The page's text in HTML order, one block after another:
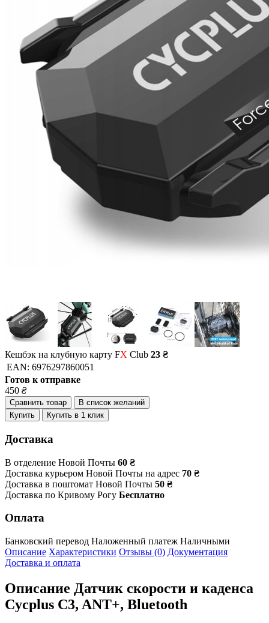
Кешбэк на клубную карту FX Club 23 ₴
EAN: 6976297860051
Готов к отправке
450 ₴
Сравнить товар
В список желаний
Купить
Купить в 1 клик
Доставка
В отделение Новой Почты 60 ₴
Доставка курьером Новой Почты на адрес 70 ₴
Доставка в поштомат Новой Почты 50 ₴
Доставка по Кривому Рогу Бесплатно
Оплата
Банковский перевод Наложенный платеж Наличными
Описание Характеристики Отзывы (0) Документация
Доставка и оплата
Описание Датчик скорости и каденса
Cycplus C3, ANT+, Bluetooth